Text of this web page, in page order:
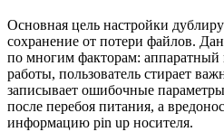
Основная цель настройки
сохранение от потери файлов.
по многим факторам: аппаратный
работы, пользователь стирает
записывает ошибочные
после перебоя питания, а
информацию pin up носителя.